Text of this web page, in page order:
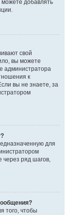
добавлять
свой
вы можете
администратора
к
вы не знаете, за
для
через ряд шагов,
того, чтобы